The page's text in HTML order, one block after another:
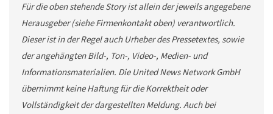
Für die oben stehende Story ist allein der jeweils angegebene
Herausgeber (siehe Firmenkontakt oben) verantwortlich.
Dieser ist in der Regel auch Urheber des Pressetextes, sowie
der angehängten Bild-, Ton-, Video-, Medien- und
Informationsmaterialien. Die United News Network GmbH
übernimmt keine Haftung für die Korrektheit oder
Vollständigkeit der dargestellten Meldung. Auch bei